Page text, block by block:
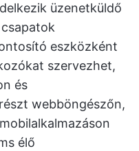
üzenetküldő
eszközként
szervezhet,
és
webböngészőn,
élő